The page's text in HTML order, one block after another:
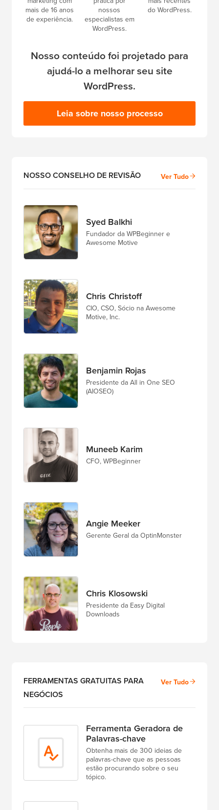
mais de 16 anos
de experiência.
nossos
especialistas em
WordPress.
do WordPress.
Nosso conteúdo foi projetado para
ajudá-lo a melhorar seu site
WordPress.
Leia sobre nosso processo
NOSSO CONSELHO DE REVISÃO Ver Tudo
Syed Balkhi
Fundador da WPBeginner e
Awesome Motive
Chris Christoff
CIO, CSO, Sócio na Awesome
Motive, Inc.
Benjamin Rojas
Presidente da All in One SEO
(AIOSEO)
Muneeb Karim
CFO, WPBeginner
Angie Meeker
Gerente Geral da OptinMonster
Chris Klosowski
Presidente da Easy Digital
Downloads
FERRAMENTAS GRATUITAS PARA
NEGÓCIOS
Ver Tudo
Ferramenta Geradora de
Palavras-chave
Obtenha mais de 300 ideias de
palavras-chave que as pessoas
estão procurando sobre o seu
tópico.